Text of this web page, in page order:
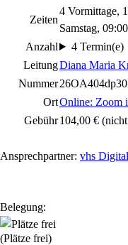
Zeiten
4 Vormittage,
Samstag,
Anzahl
4 Termin(e)
LeitungDiana Maria
Nummer
OrtOnline: Zoom
Gebühr104,00 €
Ansprechpartner: vhs
Belegung:
(Plätze frei)